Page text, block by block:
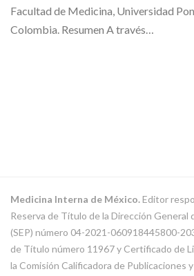
Facultad de Medicina, Universidad
Colombia. Resumen A través…
Medicina Interna de México.Editor
Reserva de Título de la Dirección General
(SEP) número 04-2021-060918445800-
de Título número 11967 y Certificado de
la Comisión Calificadora de Publicaciones